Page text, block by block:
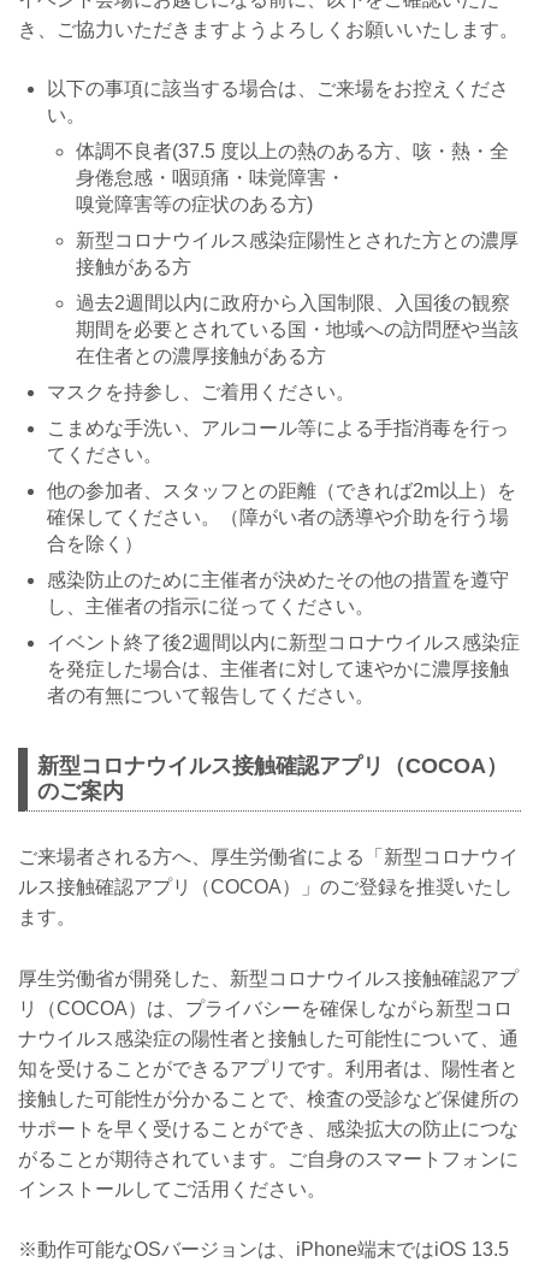
き、ご協力いただきますようよろしくお願いいたします。
以下の事項に該当する場合は、ご来場をお控えくださ
い。
体調不良者(37.5 度以上の熱のある方、咳・熱・全
身倦怠感・咽頭痛・味覚障害・
嗅覚障害等の症状のある方)
新型コロナウイルス感染症陽性とされた方との濃厚
接触がある方
過去2週間以内に政府から入国制限、入国後の観察
期間を必要とされている国・地域への訪問歴や当該
在住者との濃厚接触がある方
マスクを持参し、ご着用ください。
こまめな手洗い、アルコール等による手指消毒を行っ
てください。
他の参加者、スタッフとの距離（できれば2m以上）を
確保してください。（障がい者の誘導や介助を行う場
合を除く）
感染防止のために主催者が決めたその他の措置を遵守
し、主催者の指示に従ってください。
イベント終了後2週間以内に新型コロナウイルス感染症
を発症した場合は、主催者に対して速やかに濃厚接触
者の有無について報告してください。
新型コロナウイルス接触確認アプリ（COCOA）
のご案内
ご来場者される方へ、厚生労働省による「新型コロナウイ
ルス接触確認アプリ（COCOA）」のご登録を推奨いたし
ます。
厚生労働省が開発した、新型コロナウイルス接触確認アプ
リ（COCOA）は、プライバシーを確保しながら新型コロ
ナウイルス感染症の陽性者と接触した可能性について、通
知を受けることができるアプリです。利用者は、陽性者と
接触した可能性が分かることで、検査の受診など保健所の
サポートを早く受けることができ、感染拡大の防止につな
がることが期待されています。ご自身のスマートフォンに
インストールしてご活用ください。
※動作可能なOSバージョンは、iPhone端末ではiOS 13.5